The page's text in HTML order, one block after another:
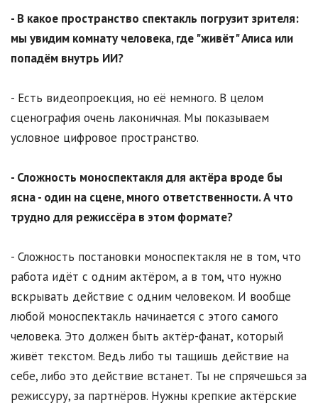
- В какое пространство спектакль погрузит зрителя:
мы увидим комнату человека, где "живёт" Алиса или
попадём внутрь ИИ?
- Есть видеопроекция, но её немного. В целом
сценография очень лаконичная. Мы показываем
условное цифровое пространство.
- Сложность моноспектакля для актёра вроде бы
ясна - один на сцене, много ответственности. А что
трудно для режиссёра в этом формате?
- Сложность постановки моноспектакля не в том, что
работа идёт с одним актёром, а в том, что нужно
вскрывать действие с одним человеком. И вообще
любой моноспектакль начинается с этого самого
человека. Это должен быть актёр-фанат, который
живёт текстом. Ведь либо ты тащишь действие на
себе, либо это действие встанет. Ты не спрячешься за
режиссуру, за партнёров. Нужны крепкие актёрские